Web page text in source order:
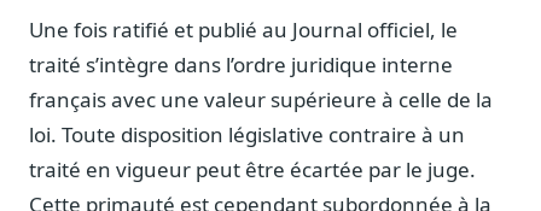
Guides pratiques
17 guides sur le Parlement, la procédure, le plaidoyer
Une fois ratifié et publié au Journal officiel, le
traité s’intègre dans l’ordre juridique interne
français avec une valeur supérieure à celle de la
loi. Toute disposition législative contraire à un
traité en vigueur peut être écartée par le juge.
Cette primauté est cependant subordonnée à la